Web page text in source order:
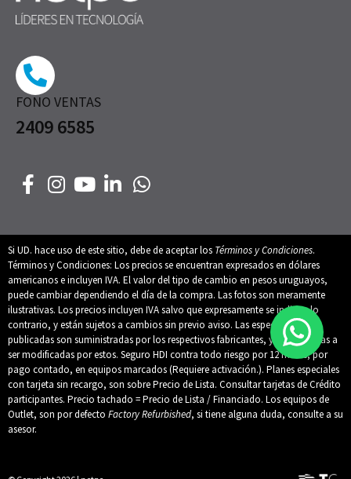
FONO VENTAS
2409 6585
Si UD. hace uso de este sitio, debe de aceptar los Términos y Condiciones.
Términos y Condiciones: Los precios se encuentran expresados en dólares
americanos e incluyen IVA. El valor del tipo de cambio en pesos uruguayos,
puede cambiar dependiendo el día de la compra. Las fotos son meramente
ilustrativas. Los precios incluyen IVA salvo que expresamente se indique lo
contrario, y están sujetos a cambios sin previo aviso. Las especificaciones
publicadas son suministradas por los respectivos fabricantes, y están sujetas a
ser modificadas por estos. Seguro HDI contra todo riesgo por 12 meses, por
pago contado, en equipos marcados (Requiere activación.). Planes especiales
con tarjeta sin recargo, son sobre Precio de Lista. Consultar tarjetas de Crédito
participantes. Precio tachado = Precio de Lista / Financiado. Los equipos de
Outlet, son por defecto Factory Refurbished, si tiene alguna duda, consulte a su
asesor.